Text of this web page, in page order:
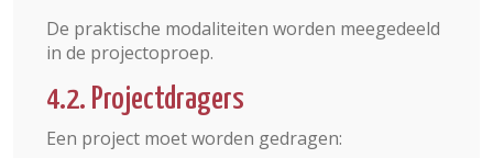
De praktische modaliteiten worden meegedeeld
in de projectoproep.
4.2. Projectdragers
Een project moet worden gedragen: